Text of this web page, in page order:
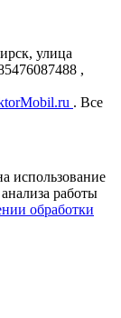
улица
,
. Все
использование
работы
обработки